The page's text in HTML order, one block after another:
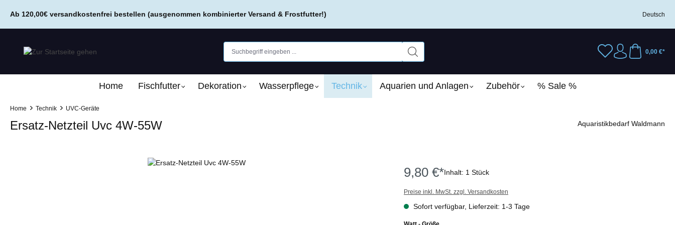
Ab 120,00€ versandkostenfrei bestellen (ausgenommen kombinierter Versand & Frostfutter!) Deutsch
0,00 €*
Home Fischfutter Dekoration Wasserpflege Technik Aquarien und Anlagen Zubehör % Sale %
Home Technik UVC-Geräte
Ersatz-Netzteil Uvc 4W-55W Aquaristikbedarf Waldmann
9,80 €*Inhalt: 1 Stück
Preise inkl. MwSt. zzgl. Versandkosten
Sofort verfügbar, Lieferzeit: 1-3 Tage
auswählen